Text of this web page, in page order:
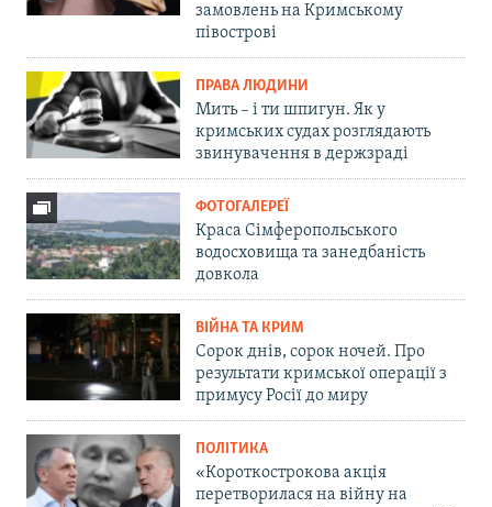
замовлень на Кримському
півострові
ПРАВА ЛЮДИНИ
Мить – і ти шпигун. Як у
кримських судах розглядають
звинувачення в держзраді
ФОТОГАЛЕРЕЇ
Краса Сімферопольського
водосховища та занедбаність
довкола
ВІЙНА ТА КРИМ
Сорок днів, сорок ночей. Про
результати кримської операції з
примусу Росії до миру
ПОЛІТИКА
«Короткострокова акція
перетворилася на війну на